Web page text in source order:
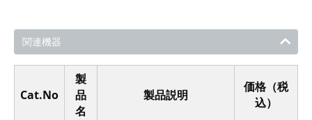
関連機器
Cat.No
製
品
名
製品説明
価格（税
込）